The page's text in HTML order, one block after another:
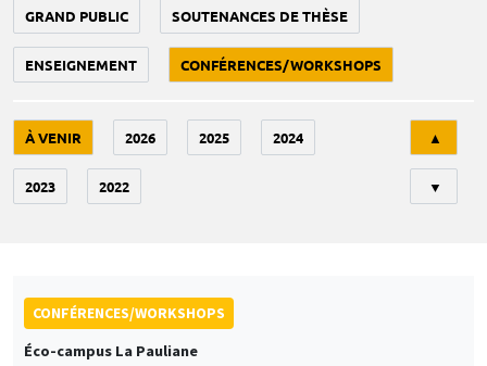
GRAND PUBLIC SOUTENANCES DE THÈSE
ENSEIGNEMENT CONFÉRENCES/WORKSHOPS
À VENIR 2026 2025 2024
2023 2022
▲
▼
CONFÉRENCES/WORKSHOPS
Éco-campus La Pauliane